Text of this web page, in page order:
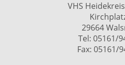
VHS
29664
Tel: 05161/
Fax: 05161/